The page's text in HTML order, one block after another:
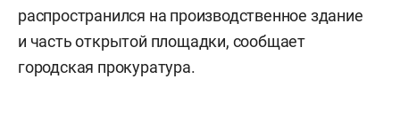
распространился на производственное здание
и часть открытой площадки, сообщает
городская прокуратура.